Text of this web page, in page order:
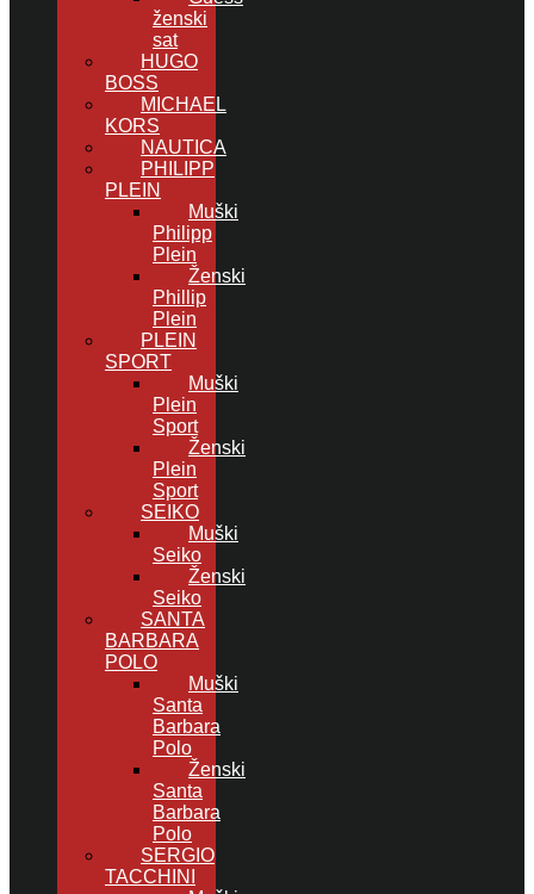
ženski
sat
HUGO
BOSS
MICHAEL
KORS
NAUTICA
PHILIPP
PLEIN
Muški
Philipp
Plein
Ženski
Phillip
Plein
PLEIN
SPORT
Muški
Plein
Sport
Ženski
Plein
Sport
SEIKO
Muški
Seiko
Ženski
Seiko
SANTA
BARBARA
POLO
Muški
Santa
Barbara
Polo
Ženski
Santa
Barbara
Polo
SERGIO
TACCHINI